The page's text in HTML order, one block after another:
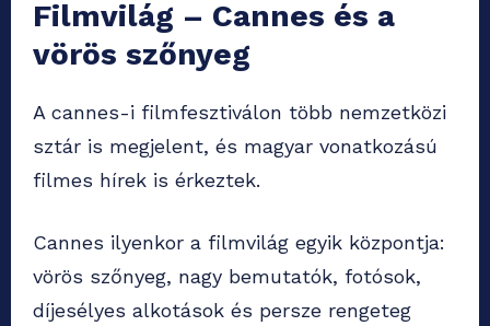
Filmvilág – Cannes és a
vörös szőnyeg
A cannes-i filmfesztiválon több nemzetközi
sztár is megjelent, és magyar vonatkozású
filmes hírek is érkeztek.
Cannes ilyenkor a filmvilág egyik központja:
vörös szőnyeg, nagy bemutatók, fotósok,
díjesélyes alkotások és persze rengeteg